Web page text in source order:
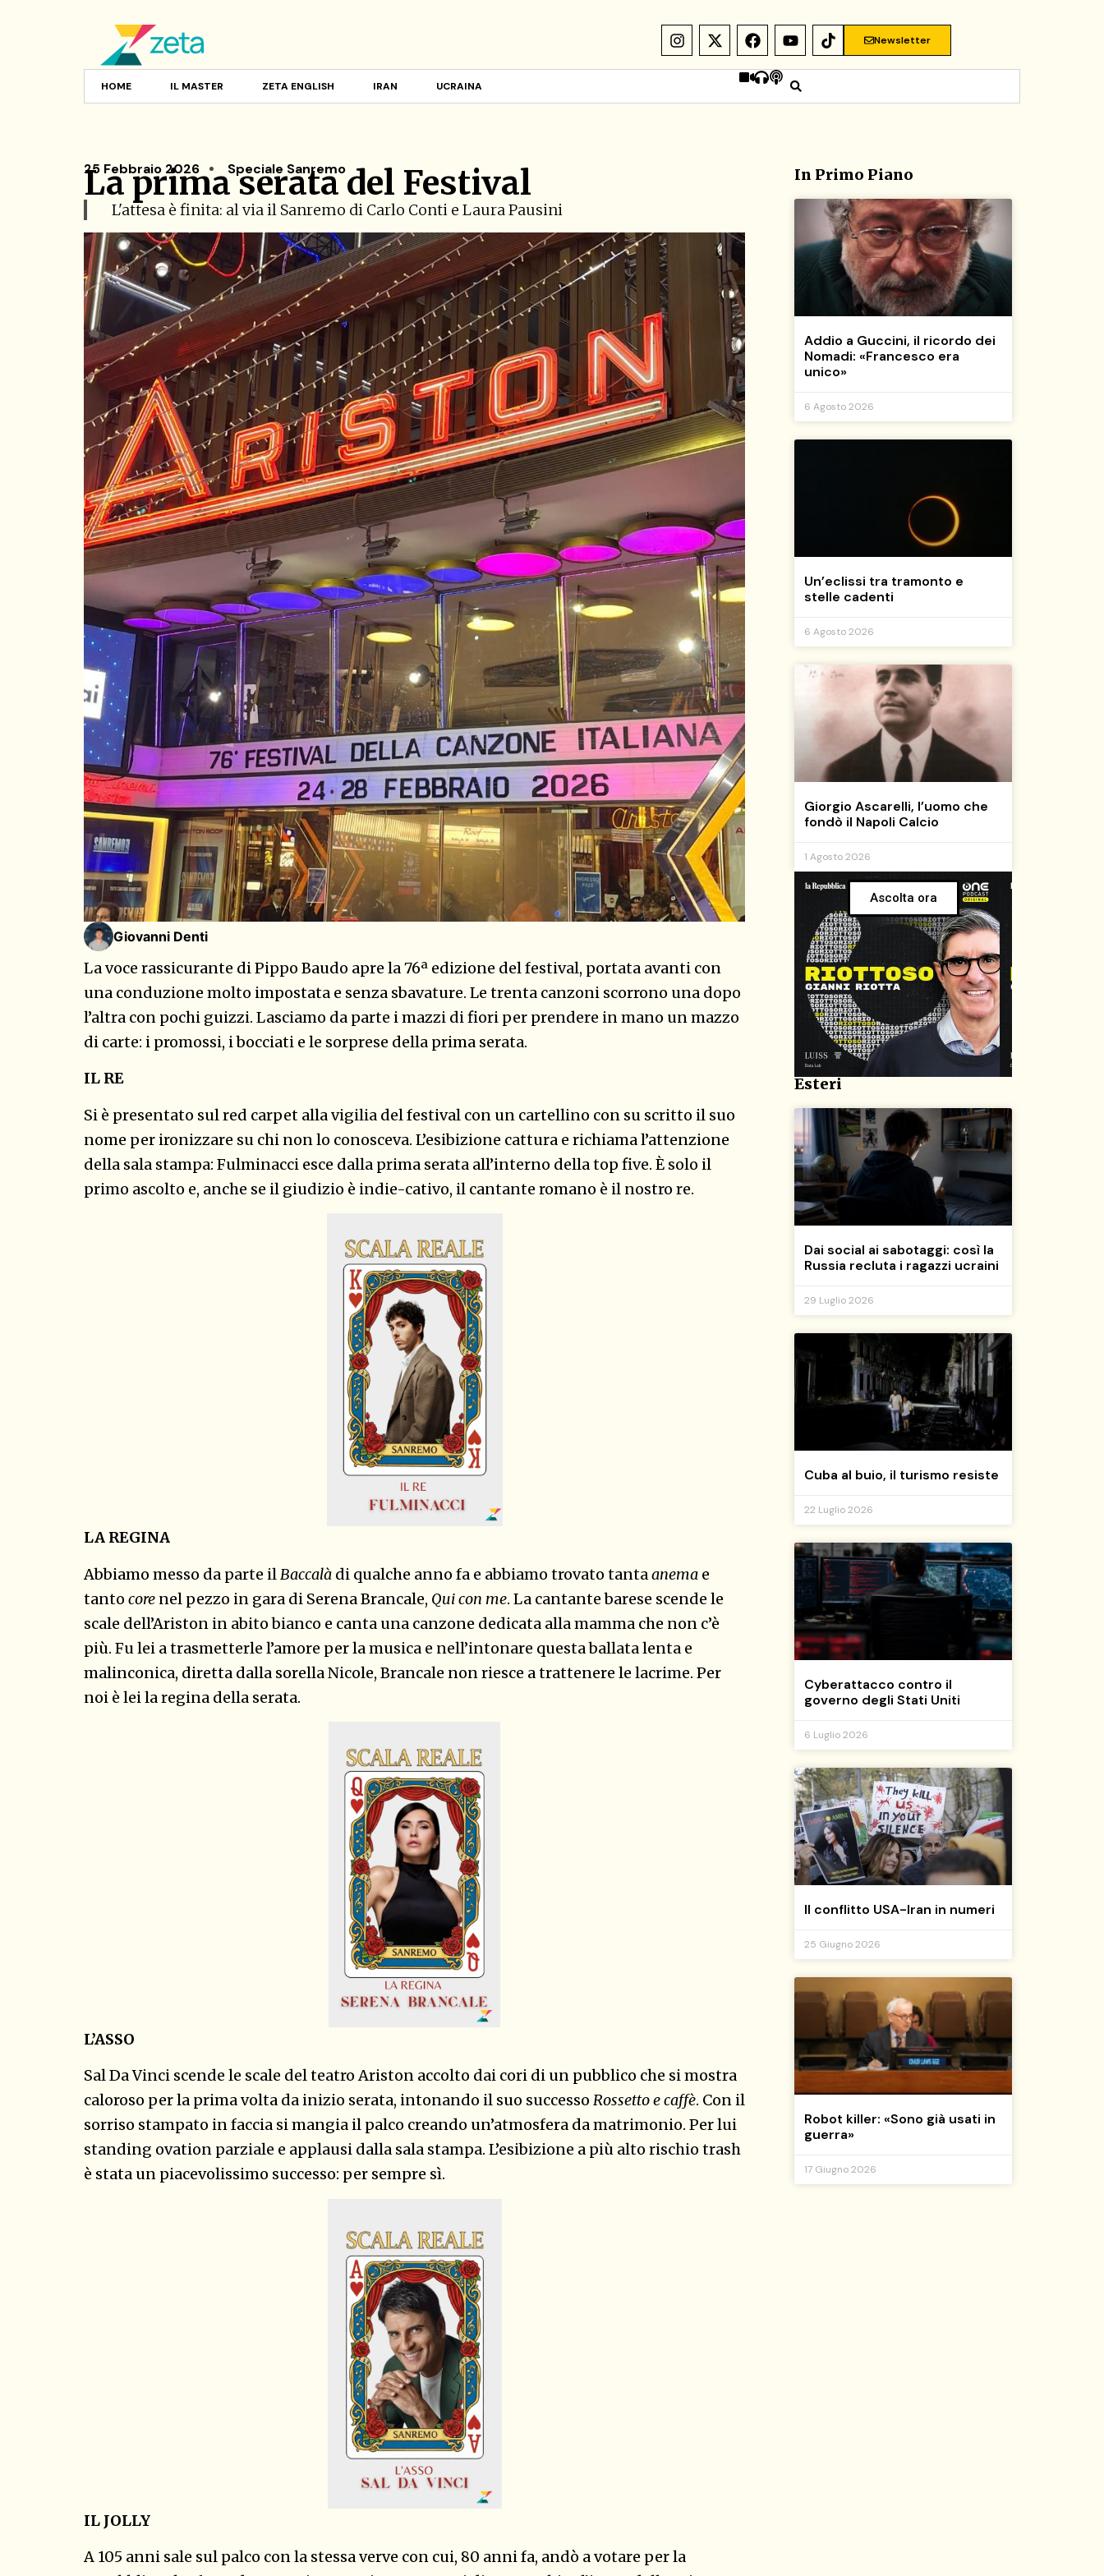
Newsletter
HOME IL MASTER ZETA ENGLISH IRAN UCRAINA
25 Febbraio 2026 Speciale Sanremo
La prima serata del Festival
L'attesa è finita: al via il Sanremo di Carlo Conti e Laura Pausini
Giovanni Denti
La voce rassicurante di Pippo Baudo apre la 76ª edizione del festival, portata avanti con
una conduzione molto impostata e senza sbavature. Le trenta canzoni scorrono una dopo
l’altra con pochi guizzi. Lasciamo da parte i mazzi di fiori per prendere in mano un mazzo
di carte: i promossi, i bocciati e le sorprese della prima serata.
IL RE
Si è presentato sul red carpet alla vigilia del festival con un cartellino con su scritto il suo
nome per ironizzare su chi non lo conosceva. L’esibizione cattura e richiama l’attenzione
della sala stampa: Fulminacci esce dalla prima serata all’interno della top five. È solo il
primo ascolto e, anche se il giudizio è indie-cativo, il cantante romano è il nostro re.
LA REGINA
Abbiamo messo da parte ilBaccalà di qualche anno fa e abbiamo trovato tantaanema e
tanto core nel pezzo in gara di Serena Brancale, Qui con me. La cantante barese scende le
scale dell’Ariston in abito bianco e canta una canzone dedicata alla mamma che non c’è
più. Fu lei a trasmetterle l’amore per la musica e nell’intonare questa ballata lenta e
malinconica, diretta dalla sorella Nicole, Brancale non riesce a trattenere le lacrime. Per
noi è lei la regina della serata.
L’ASSO
Sal Da Vinci scende le scale del teatro Ariston accolto dai cori di un pubblico che si mostra
caloroso per la prima volta da inizio serata, intonando il suo successo Rossetto e caffè. Con il
sorriso stampato in faccia si mangia il palco creando un’atmosfera da matrimonio. Per lui
standing ovation parziale e applausi dalla sala stampa. L’esibizione a più alto rischio trash
è stata un piacevolissimo successo: per sempre sì.
IL JOLLY
A 105 anni sale sul palco con la stessa verve con cui, 80 anni fa, andò a votare per la
In Primo Piano
Addio a Guccini, il ricordo dei
Nomadi: «Francesco era
unico»
6 Agosto 2026
Un’eclissi tra tramonto e
stelle cadenti
6 Agosto 2026
Giorgio Ascarelli, l’uomo che
fondò il Napoli Calcio
1 Agosto 2026
Ascolta ora
Esteri
Dai social ai sabotaggi: così la
Russia recluta i ragazzi ucraini
29 Luglio 2026
Cuba al buio, il turismo resiste
22 Luglio 2026
Cyberattacco contro il
governo degli Stati Uniti
6 Luglio 2026
Il conflitto USA-Iran in numeri
25 Giugno 2026
Robot killer: «Sono già usati in
guerra»
17 Giugno 2026